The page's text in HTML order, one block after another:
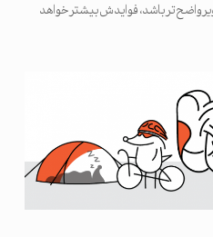
واضح تر باشد، فوایدش بیشتر خواهد